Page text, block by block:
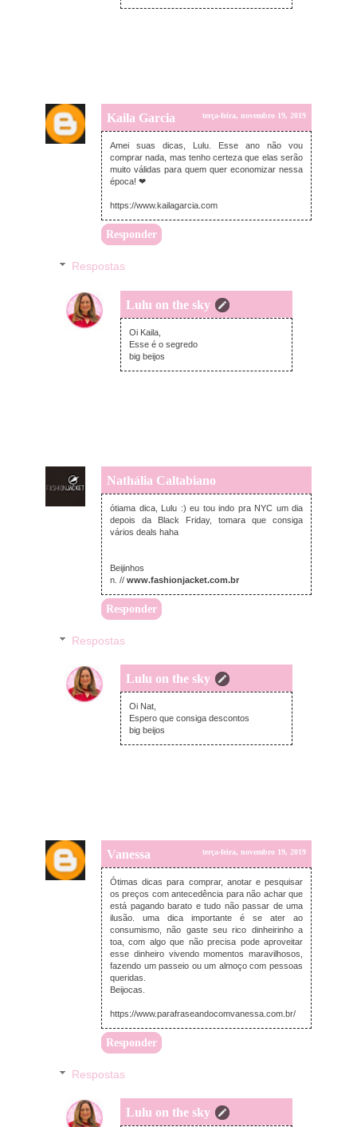
Kaila Garcia terça-feira, novembro 19, 2019
Amei suas dicas, Lulu. Esse ano não vou
comprar nada, mas tenho certeza que elas serão
muito válidas para quem quer economizar nessa
época! ❤
https://www.kailagarcia.com
Responder
Respostas
Lulu on the sky
segunda-feira, dezembro 16, 2019
Oi Kaila,
Esse é o segredo
big beijos
Nathália Caltabiano
terça-feira, novembro 19, 2019
ótiama dica, Lulu :) eu tou indo pra NYC um dia
depois da Black Friday, tomara que consiga
vários deals haha
Beijinhos
n. // www.fashionjacket.com.br
Responder
Respostas
Lulu on the sky
segunda-feira, dezembro 16, 2019
Oi Nat,
Espero que consiga descontos
big beijos
Vanessa terça-feira, novembro 19, 2019
Ótimas dicas para comprar, anotar e pesquisar
os preços com antecedência para não achar que
está pagando barato e tudo não passar de uma
ilusão. uma dica importante é se ater ao
consumismo, não gaste seu rico dinheirinho a
toa, com algo que não precisa pode aproveitar
esse dinheiro vivendo momentos maravilhosos,
fazendo um passeio ou um almoço com pessoas
queridas.
Beijocas.
https://www.parafraseandocomvanessa.com.br/
Responder
Respostas
Lulu on the sky